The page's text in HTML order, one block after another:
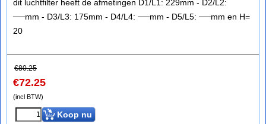
dit luchtfilter heeft de afmetingen D1/L1: 229mm - D2/L2:
──mm - D3/L3: 175mm - D4/L4: ──mm - D5/L5: ──mm en H=
20
€80.25
€72.25
(incl BTW)
Koop nu